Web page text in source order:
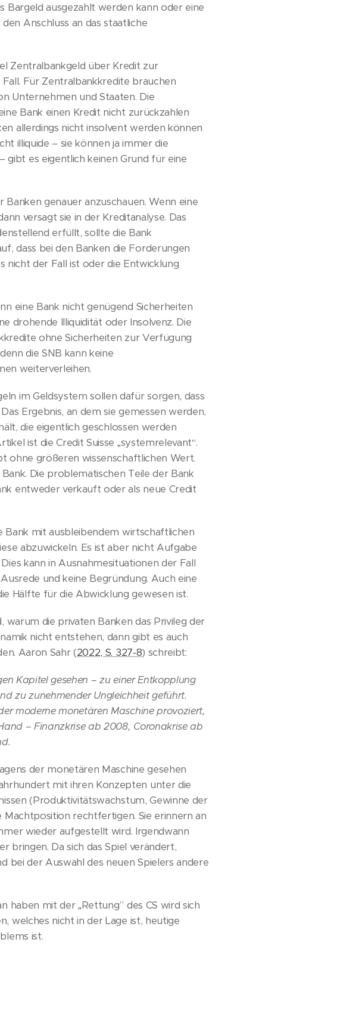
Bargeld ausgezahlt werden kann oder eine
Anschluss an das staatliche
Zentralbankgeld über Kredit zur
Für Zentralbankkredite brauchen
Unternehmen und Staaten. Die
Bank einen Kredit nicht zurückzahlen
allerdings nicht insolvent werden können
illiquide – sie können ja immer die
es eigentlich keinen Grund für eine
genauer anzuschauen. Wenn eine
versagt sie in der Kreditanalyse. Das
erfüllt, sollte die Bank
dass bei den Banken die Forderungen
nicht der Fall ist oder die Entwicklung
eine Bank nicht genügend Sicherheiten
drohende Illiquidität oder Insolvenz. Die
ohne Sicherheiten zur Verfügung
die SNB kann keine
weiterverleihen.
im Geldsystem sollen dafür sorgen, dass
Ergebnis, an dem sie gemessen werden,
die eigentlich geschlossen werden
ist die Credit Suisse „systemrelevant“.
ohne größeren wissenschaftlichen Wert.
Die problematischen Teile der Bank
entweder verkauft oder als neue Credit
Bank mit ausbleibendem wirtschaftlichen
abzuwickeln. Es ist aber nicht Aufgabe
kann in Ausnahmesituationen der Fall
und keine Begründung. Auch eine
Hälfte für die Abwicklung gewesen ist.
die privaten Banken das Privileg der
nicht entstehen, dann gibt es auch
Aaron Sahr (2022, S. 327-8) schreibt:
Kapitel gesehen – zu einer Entkopplung
zu zunehmender Ungleichheit geführt.
moderne monetären Maschine provoziert,
– Finanzkrise ab 2008, Coronakrise ab
der monetären Maschine gesehen
mit ihren Konzepten unter die
(Produktivitätswachstum, Gewinne der
rechtfertigen. Sie erinnern an
wieder aufgestellt wird. Irgendwann
bringen. Da sich das Spiel verändert,
bei der Auswahl des neuen Spielers andere
haben mit der „Rettung” des CS wird sich
welches nicht in der Lage ist, heutige
ist.